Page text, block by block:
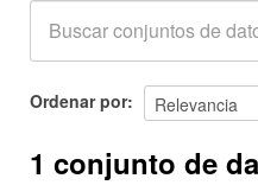
Acerca de
Ordenar por
1 conjunto de